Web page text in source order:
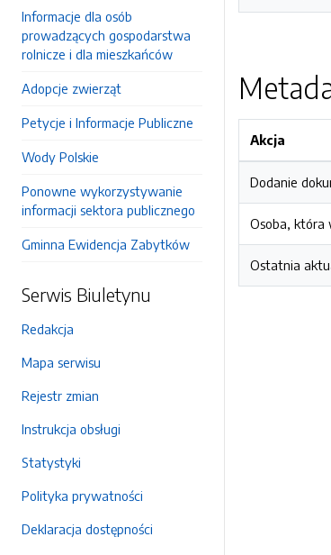
Informacje dla osób
prowadzących gospodarstwa
rolnicze i dla mieszkańców
Adopcje zwierząt
Petycje i Informacje Publiczne
Wody Polskie
Ponowne wykorzystywanie
informacji sektora publicznego
Gminna Ewidencja Zabytków
Serwis Biuletynu
Redakcja
Mapa serwisu
Rejestr zmian
Instrukcja obsługi
Statystyki
Polityka prywatności
Deklaracja dostępności
Akcja
Dodanie
Osoba, która
Ostatnia